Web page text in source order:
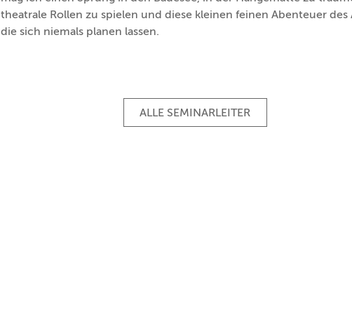
theatrale Rollen zu spielen und diese kleinen feinen Abenteuer des
die sich niemals planen lassen.
ALLE SEMINARLEITER